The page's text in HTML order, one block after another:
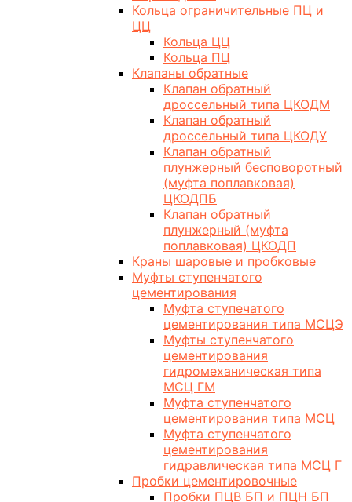
Кольца ограничительные ПЦ и
ЦЦ
Кольца ЦЦ
Кольца ПЦ
Клапаны обратные
Клапан обратный
дроссельный типа ЦКОДМ
Клапан обратный
дроссельный типа ЦКОДУ
Клапан обратный
плунжерный бесповоротный
(муфта поплавковая)
ЦКОДПБ
Клапан обратный
плунжерный (муфта
поплавковая) ЦКОДП
Краны шаровые и пробковые
Муфты ступенчатого
цементирования
Муфта ступечатого
цементирования типа МСЦЭ
Муфты ступенчатого
цементирования
гидромеханическая типа
МСЦ ГМ
Муфта ступенчатого
цементирования типа МСЦ
Муфта ступенчатого
цементирования
гидравлическая типа МСЦ Г
Пробки цементировочные
Пробки ПЦВ БП и ПЦН БП